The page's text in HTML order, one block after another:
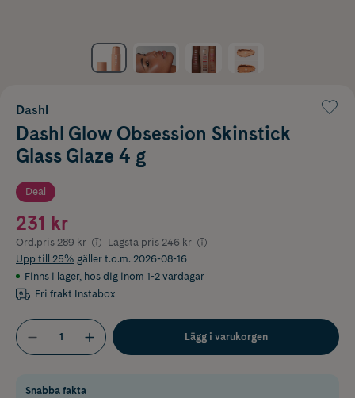
Dashl
Dashl Glow Obsession Skinstick
Glass Glaze 4 g
Deal
231 kr
Ord.pris 289 kr Lägsta pris 246 kr
Upp till 25% gäller t.o.m. 2026-08-16
Finns i lager, hos dig inom 1-2 vardagar
Fri frakt Instabox
Lägg i varukorgen
Snabba fakta